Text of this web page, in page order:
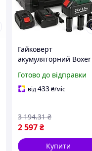
Гайковерт
акумуляторний Boxer
хв для автосервісу та
будівництва
Готово до відправки
від433 ₴/міс
2 597 ₴
3 194.31 ₴
Купити